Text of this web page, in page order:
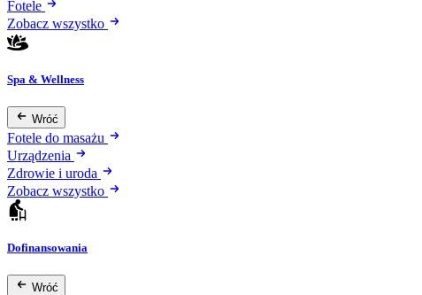
Fotele
Zobacz wszystko
Spa & Wellness
Wróć
Fotele do masażu
Urządzenia
Zdrowie i uroda
Zobacz wszystko
Dofinansowania
Wróć